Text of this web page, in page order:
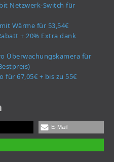
Netzwerk-Switch für
Wärme für 53,54€
+ 20% Extra dank
Überwachungskamera für
für 67,05€ + bis zu 55€
E-Mail